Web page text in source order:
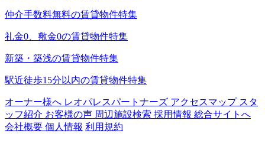
仲介手数料無料の賃貸物件特集
礼金0、敷金0の賃貸物件特集
新築・築浅の賃貸物件特集
駅近徒歩15分以内の賃貸物件特集
オーナー様へ レオパレスパートナーズ アクセスマップ スタ
ッフ紹介 お客様の声 周辺施設検索 採用情報 総合サイトへ
会社概要 個人情報 利用規約